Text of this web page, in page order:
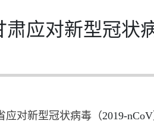
肃应对新型冠状
应对新型冠状病毒（2019-nCoV